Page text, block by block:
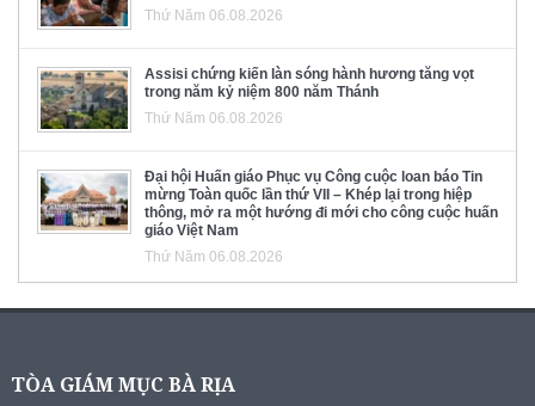
Thứ Năm 06.08.2026
Assisi chứng kiến làn sóng hành hương tăng vọt
trong năm kỷ niệm 800 năm Thánh
Thứ Năm 06.08.2026
Đại hội Huấn giáo Phục vụ Công cuộc loan báo Tin
mừng Toàn quốc lần thứ VII – Khép lại trong hiệp
thông, mở ra một hướng đi mới cho công cuộc huấn
giáo Việt Nam
Thứ Năm 06.08.2026
TÒA GIÁM MỤC BÀ RỊA